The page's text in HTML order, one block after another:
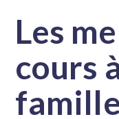
Les
cours
famille